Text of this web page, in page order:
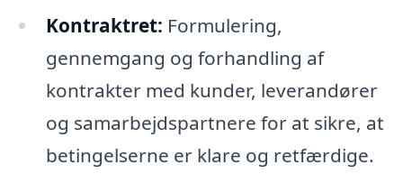
Kontraktret: Formulering,
gennemgang og forhandling af
kontrakter med kunder, leverandører
og samarbejdspartnere for at sikre, at
betingelserne er klare og retfærdige.